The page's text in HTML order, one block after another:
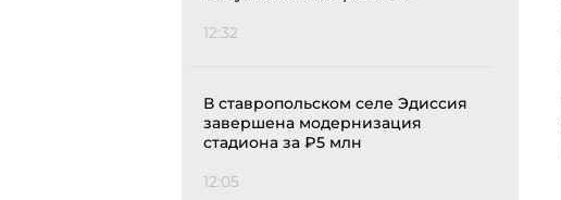
12:32
В ставропольском селе Эдиссия
завершена модернизация
стадиона за ₽5 млн
12:05